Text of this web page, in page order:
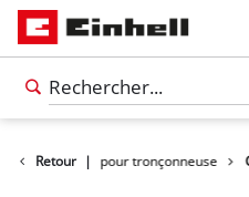
Retour |
Accessoires pour tronçonneuse